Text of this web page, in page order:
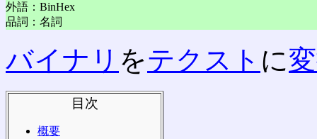
外語：BinHex
品詞：名詞
バイナリ をテクスト に
目次
概要